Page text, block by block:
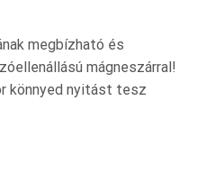
megbízható és
mágneszárral!
könnyed nyitást tesz